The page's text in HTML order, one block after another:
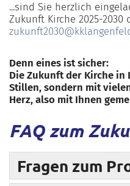
...sind Sie herzlich
Zukunft Kirche 2025-2030
Denn eines ist sicher:
Die Zukunft der Kirche
Stillen, sondern mit
Herz, also mit Ihnen
FAQ zum
Fragen zum